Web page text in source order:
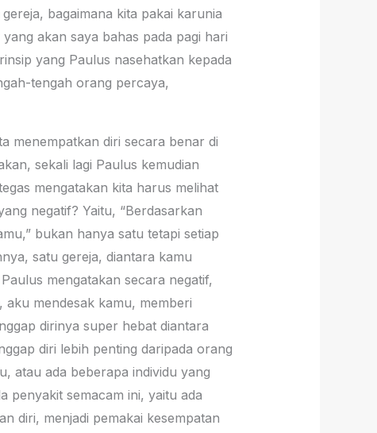
bagaimana kita pakai karunia
akan saya bahas pada pagi hari
yang Paulus nasehatkan kepada
tengah orang percaya,
menempatkan diri secara benar di
sekali lagi Paulus kemudian
mengatakan kita harus melihat
negatif? Yaitu, “Berdasarkan
bukan hanya satu tetapi setiap
satu gereja, diantara kamu
mengatakan secara negatif,
mendesak kamu, memberi
dirinya super hebat diantara
diri lebih penting daripada orang
atau ada beberapa individu yang
penyakit semacam ini, yaitu ada
diri, menjadi pemakai kesempatan